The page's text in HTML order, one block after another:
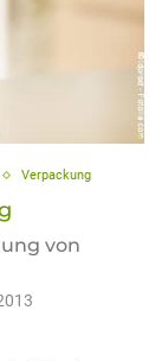
Verpackung
von